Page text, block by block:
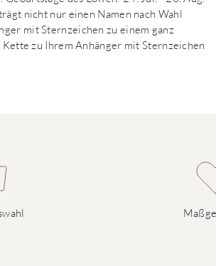
nicht nur einen Namen nach Wahl
mit Sternzeichen zu einem ganz
zu Ihrem Anhänger mit Sternzeichen